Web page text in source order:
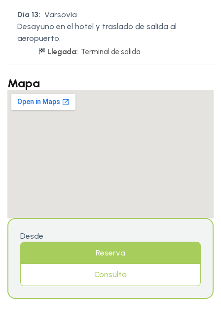
Día 13: Varsovia
Desayuno en el hotel y traslado de salida al
aeropuerto.
Llegada: Terminal de salida
Mapa
Desde
Reserva
Consulta